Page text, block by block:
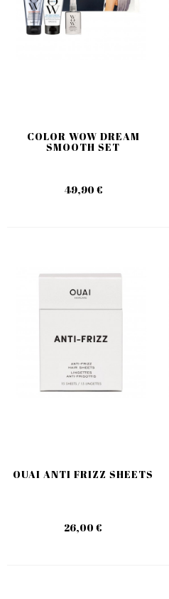
COLOR WOW DREAM
SMOOTH SET
49,90 €
OUAI ANTI FRIZZ SHEETS
26,00 €